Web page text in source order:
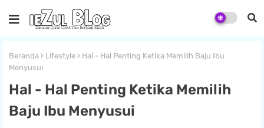
Beranda Lifestyle
Hal - Hal Penting Ketika Memilih Baju Ibu
Menyusui
Hal - Hal Penting Ketika Memilih
Baju Ibu Menyusui